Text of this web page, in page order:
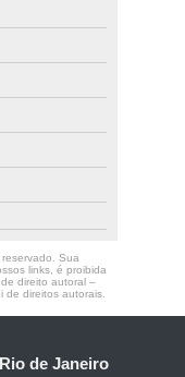
Sua
links, é proibida
direito autoral –
de direitos autorais.
de Janeiro